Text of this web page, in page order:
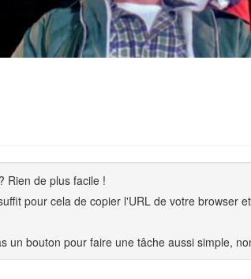
Rien de plus facile !
pour cela de copier l'URL de votre browser
un bouton pour faire une tâche aussi simple,